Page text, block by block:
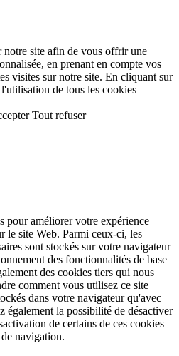
notre site afin de vous offrir une
en prenant en compte vos
visites sur notre site. En cliquant sur
de tous les cookies
Tout refuser
pour améliorer votre expérience
le site Web. Parmi ceux-ci, les
sont stockés sur votre navigateur
des fonctionnalités de base
des cookies tiers qui nous
comment vous utilisez ce site
dans votre navigateur qu'avec
également la possibilité de désactiver
de certains de ces cookies
navigation.